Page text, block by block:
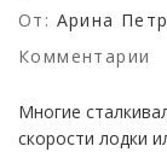
От: Арина
Комментарии
Многие
скорости лодки